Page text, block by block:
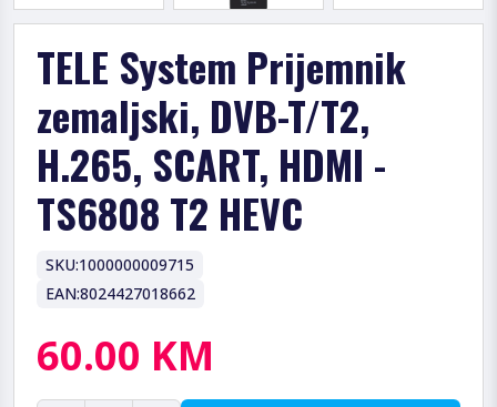
TELE System Prijemnik
zemaljski, DVB-T/T2,
H.265, SCART, HDMI -
TS6808 T2 HEVC
SKU:1000000009715
EAN:8024427018662
60.00 KM